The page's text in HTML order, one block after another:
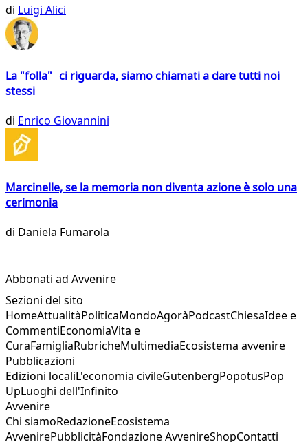
di Luigi Alici
La "folla" ci riguarda, siamo chiamati a dare tutti noi
stessi
di Enrico Giovannini
Marcinelle, se la memoria non diventa azione è solo una
cerimonia
di Daniela Fumarola
Abbonati ad Avvenire
Sezioni del sito
HomeAttualitàPoliticaMondoAgoràPodcastChiesaIdee e
CommentiEconomiaVita e
CuraFamigliaRubricheMultimediaEcosistema avvenire
Pubblicazioni
Edizioni localiL'economia civileGutenbergPopotusPop
UpLuoghi dell'Infinito
Avvenire
Chi siamoRedazioneEcosistema
AvvenirePubblicitàFondazione AvvenireShopContatti